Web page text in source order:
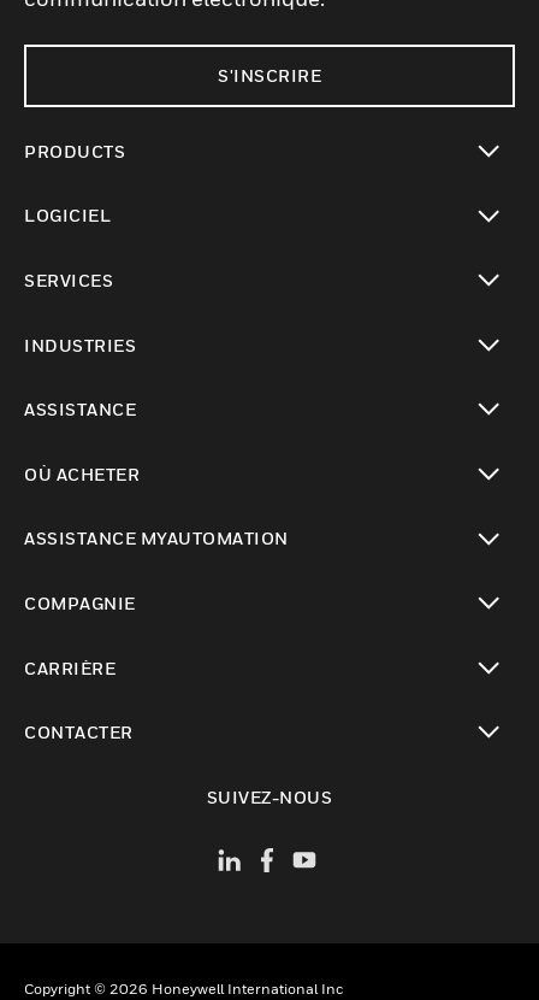
S'INSCRIRE
PRODUCTS
LOGICIEL
SERVICES
INDUSTRIES
ASSISTANCE
OÙ ACHETER
ASSISTANCE MYAUTOMATION
COMPAGNIE
CARRIÈRE
CONTACTER
SUIVEZ-NOUS
Copyright © 2026 Honeywell International Inc